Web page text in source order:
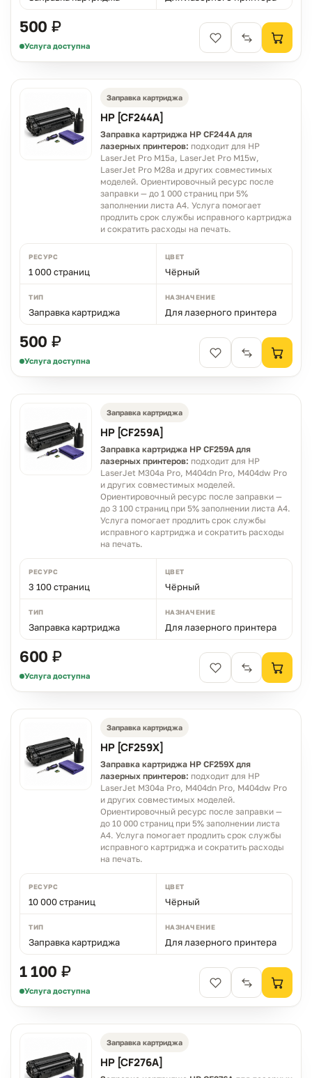
500 ₽
Услуга доступна
Заправка картриджа
HP [CF244A]
Заправка картриджа HP CF244A для
лазерных принтеров: подходит для HP
LaserJet Pro M15a, LaserJet Pro M15w,
LaserJet Pro M28a и других совместимых
моделей. Ориентировочный ресурс после
заправки — до 1 000 страниц при 5%
заполнении листа A4. Услуга помогает
продлить срок службы исправного картриджа
и сократить расходы на печать.
РЕСУРС
1 000 страниц
ЦВЕТ
Чёрный
ТИП
Заправка картриджа
НАЗНАЧЕНИЕ
Для лазерного принтера
500 ₽
Услуга доступна
Заправка картриджа
HP [CF259A]
Заправка картриджа HP CF259A для
лазерных принтеров: подходит для HP
LaserJet M304a Pro, M404dn Pro, M404dw Pro
и других совместимых моделей.
Ориентировочный ресурс после заправки —
до 3 100 страниц при 5% заполнении листа A4.
Услуга помогает продлить срок службы
исправного картриджа и сократить расходы
на печать.
РЕСУРС
3 100 страниц
ЦВЕТ
Чёрный
ТИП
Заправка картриджа
НАЗНАЧЕНИЕ
Для лазерного принтера
600 ₽
Услуга доступна
Заправка картриджа
HP [CF259X]
Заправка картриджа HP CF259X для
лазерных принтеров: подходит для HP
LaserJet M304a Pro, M404dn Pro, M404dw Pro
и других совместимых моделей.
Ориентировочный ресурс после заправки —
до 10 000 страниц при 5% заполнении листа
A4. Услуга помогает продлить срок службы
исправного картриджа и сократить расходы
на печать.
РЕСУРС
10 000 страниц
ЦВЕТ
Чёрный
ТИП
Заправка картриджа
НАЗНАЧЕНИЕ
Для лазерного принтера
1 100 ₽
Услуга доступна
Заправка картриджа
HP [CF276A]